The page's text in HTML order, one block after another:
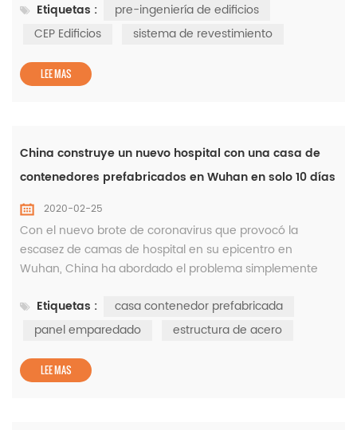
de la construcción el uso de partes en lugar de los
convencionales laminados en caliente de las secciones.
para cualquier ti...
Etiquetas :
pre-ingeniería de edificios
CEP Edificios
sistema de revestimiento
LEE MAS
China construye un nuevo hospital con una casa de
contenedores prefabricados en Wuhan en solo 10 días
2020-02-25
Con el nuevo brote de coronavirus que provocó la
escasez de camas de hospital en su epicentro en
Wuhan, China ha abordado el problema simplemente
una casa de contenedores modulares prefabricados en
poco más de una semana. El hospital de Huoshenshan
10 días después de que comenzó la construcci...
Etiquetas :
casa contenedor prefabricada
panel emparedado
estructura de acero
LEE MAS